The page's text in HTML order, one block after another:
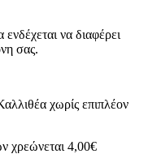
να διαφέρει
σας.
χωρίς επιπλέον
χρεώνεται 4,00€